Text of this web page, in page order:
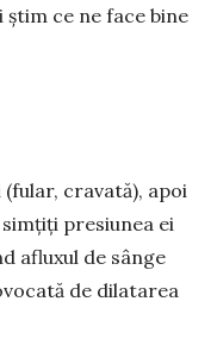
știm ce ne face bine
cra­vată), apoi
pr­esiunea ei
aflu­xul de sânge
de dilatarea